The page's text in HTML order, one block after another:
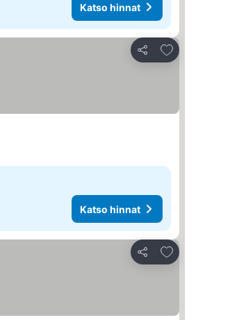
Katso hinnat
Jaa
Lisää suosikkeihin
Katso hinnat
Jaa
Lisää suosikkeihin